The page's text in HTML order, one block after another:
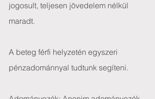
jogosult, teljesen jövedelem nélkül
maradt.
A beteg férfi helyzetén egyszeri
pénzadománnyal tudtunk segíteni.